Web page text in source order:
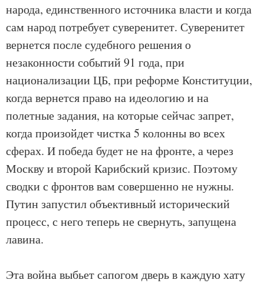
народа, единственного источника власти и когда
сам народ потребует суверенитет. Суверенитет
вернется после судебного решения о
незаконности событий 91 года, при
национализации ЦБ, при реформе Конституции,
когда вернется право на идеологию и на
полетные задания, на которые сейчас запрет,
когда произойдет чистка 5 колонны во всех
сферах. И победа будет не на фронте, а через
Москву и второй Карибский кризис. Поэтому
сводки с фронтов вам совершенно не нужны.
Путин запустил объективный исторический
процесс, с него теперь не свернуть, запущена
лавина.
Эта война выбьет сапогом дверь в каждую хату